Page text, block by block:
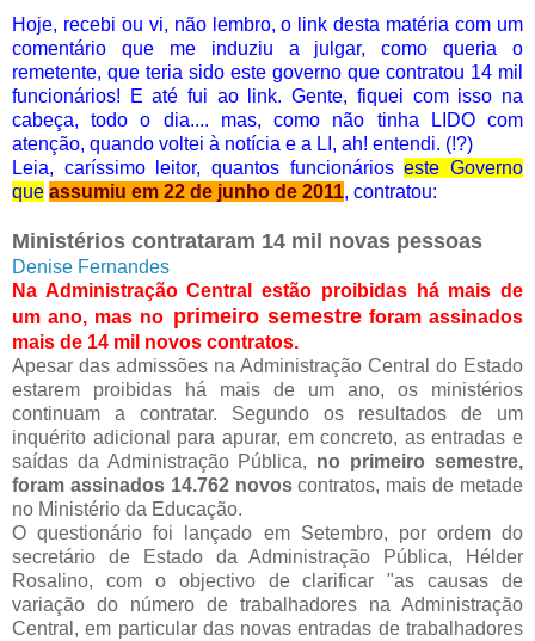
Hoje, recebi ou vi, não lembro, o link desta matéria com um
comentário que me induziu a julgar, como queria o
remetente, que teria sido este governo que contratou 14 mil
funcionários! E até fui ao link. Gente, fiquei com isso na
cabeça, todo o dia.... mas, como não tinha LIDO com
atenção, quando voltei à notícia e a LI, ah! entendi. (!?)
Leia, caríssimo leitor, quantos funcionárioseste Governo
que assumiu em 22 de junho de 2011, contratou:
Ministérios contrataram 14 mil novas pessoas
Denise Fernandes
Na Administração Central estão proibidas há mais de
um ano, mas no primeiro semestreforam assinados
mais de 14 mil novos contratos.
Apesar das admissões na Administração Central do Estado
estarem proibidas há mais de um ano, os ministérios
continuam a contratar. Segundo os resultados de um
inquérito adicional para apurar, em concreto, as entradas e
saídas da Administração Pública, no primeiro semestre,
foram assinados 14.762 novoscontratos, mais de metade
no Ministério da Educação.
O questionário foi lançado em Setembro, por ordem do
secretário de Estado da Administração Pública, Hélder
Rosalino, com o objectivo de clarificar "as causas de
variação do número de trabalhadores na Administração
Central, em particular das novas entradas de trabalhadores